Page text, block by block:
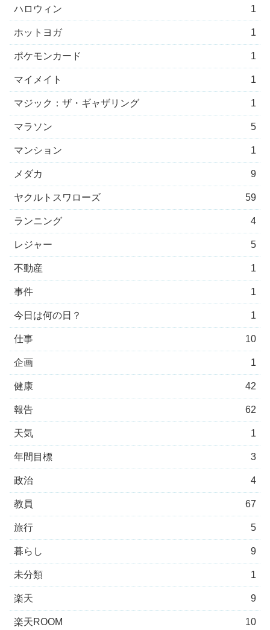
ハロウィン 1
ホットヨガ 1
ポケモンカード 1
マイメイト 1
マジック：ザ・ギャザリング 1
マラソン 5
マンション 1
メダカ 9
ヤクルトスワローズ 59
ランニング 4
レジャー 5
不動産 1
事件 1
今日は何の日？ 1
仕事 10
企画 1
健康 42
報告 62
天気 1
年間目標 3
政治 4
教員 67
旅行 5
暮らし 9
未分類 1
楽天 9
楽天ROOM 10